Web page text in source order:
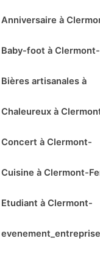
à
foot à Clermont-
artisanales à
à
à Clermont-
à Clermont-
à Clermont-